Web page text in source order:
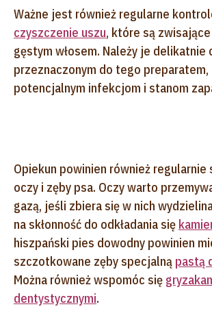
Ważne jest również regularne
czyszczenie uszu, które są
gęstym włosem. Należy je delikatnie
przeznaczonym do tego preparatem,
potencjalnym infekcjom i stanom
Opiekun powinien również regularnie
oczy i zęby psa. Oczy warto
gazą, jeśli zbiera się w nich
na skłonność do odkładania się
hiszpański pies dowodny powinien
szczotkowane zęby specjalną pastą
Można również wspomóc się
dentystycznymi.